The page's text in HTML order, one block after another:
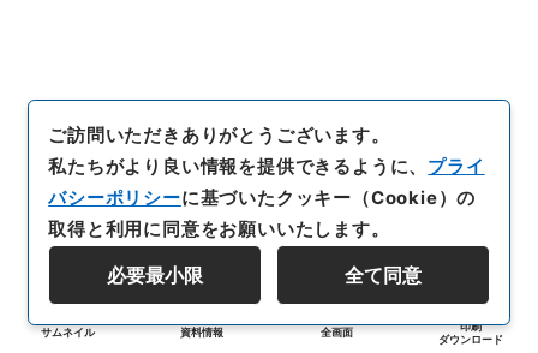
サムネイル 資料情報 全画面
印刷
ダウンロード
ご訪問いただきありがとうございます。
私たちがより良い情報を提供できるように、 プライ
バシーポリシーに基づいたクッキー（Cookie）の
取得と利用に同意をお願いいたします。
必要最小限 全て同意